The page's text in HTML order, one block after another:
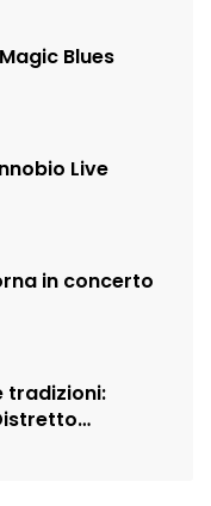
Blues
Live
in concerto
tradizioni: